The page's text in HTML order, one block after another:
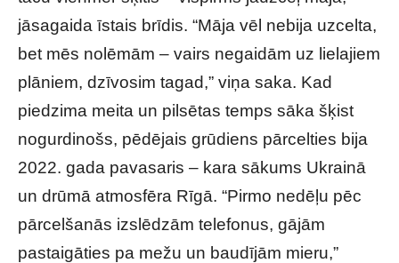
jāsagaida īstais brīdis. “Māja vēl nebija uzcelta,
bet mēs nolēmām – vairs negaidām uz lielajiem
plāniem, dzīvosim tagad,” viņa saka. Kad
piedzima meita un pilsētas temps sāka šķist
nogurdinošs, pēdējais grūdiens pārcelties bija
2022. gada pavasaris – kara sākums Ukrainā
un drūmā atmosfēra Rīgā. “Pirmo nedēļu pēc
pārcelšanās izslēdzām telefonus, gājām
pastaigāties pa mežu un baudījām mieru,”